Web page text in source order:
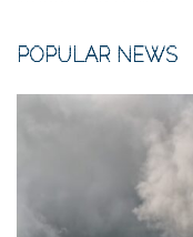
POPULAR NEWS